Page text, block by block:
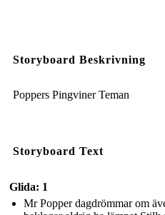
Storyboard Beskrivning
Poppers Pingviner Teman
Storyboard Text
Glida: 1
Mr Popper dagdrömmar om